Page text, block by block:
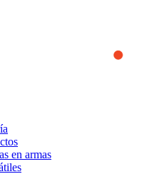
you the best experience
this website, you accept
how the website is used and
learn more or to find out how
our
en armas